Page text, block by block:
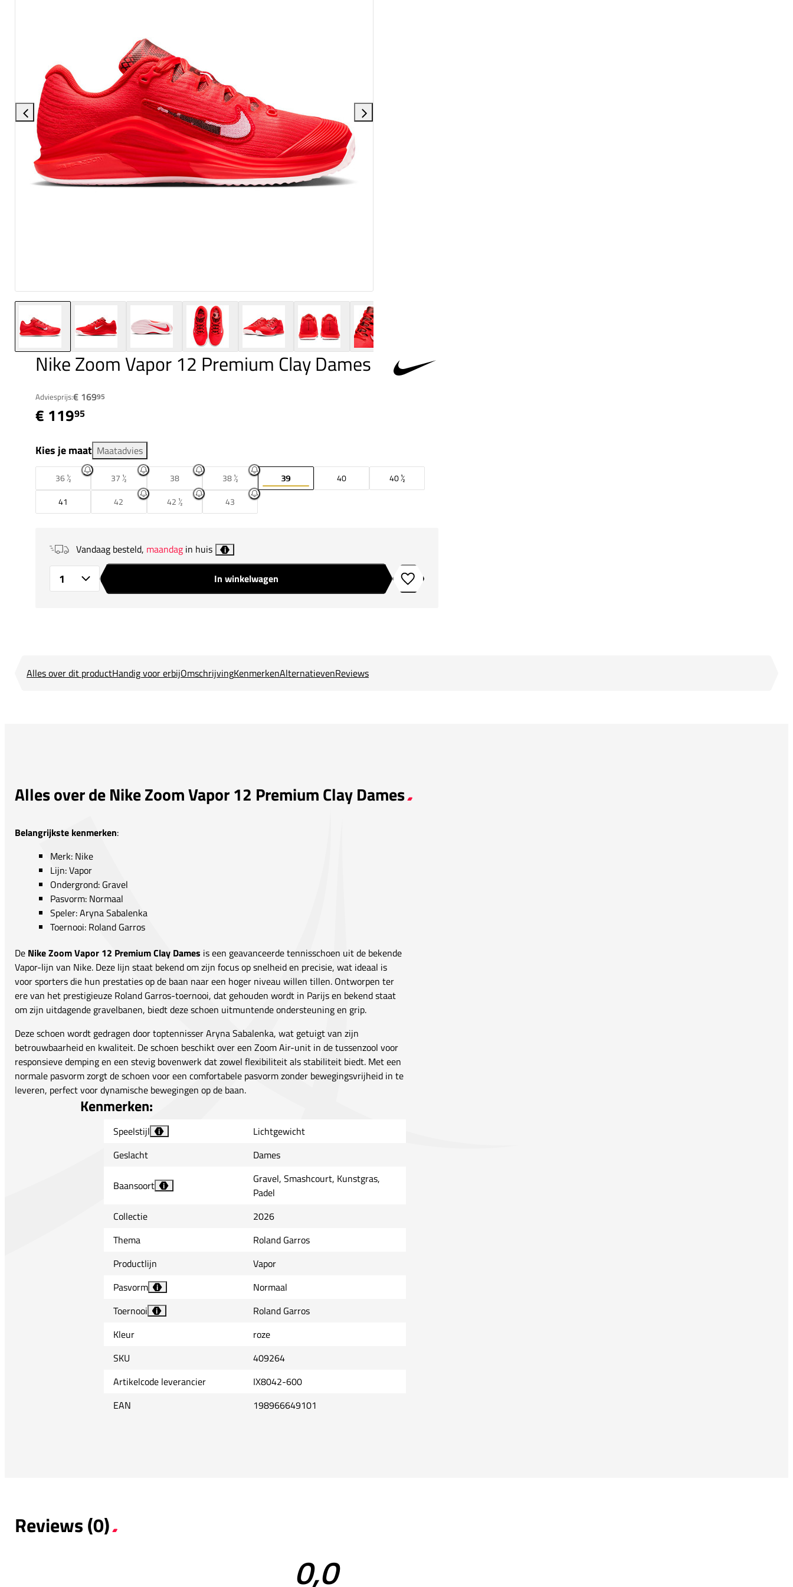
Nike Zoom Vapor 12 Premium Clay Dames
Adviesprijs:€ 16995
€ 11995
Kies je maat Maatadvies
36 ½ 37 ½ 38 38 ½ 39 40
40 ½
41
42 42 ½ 43
Vandaag besteld, maandag in huis i
In winkelwagen Toevoegen aan verlanglijstje
Alles over dit productHandig voor erbijOmschrijvingKenmerkenAlternatievenReviews
Alles over de Nike Zoom Vapor 12 Premium Clay Dames
Belangrijkste kenmerken:
Merk: Nike
Lijn: Vapor
Ondergrond: Gravel
Pasvorm: Normaal
Speler: Aryna Sabalenka
Toernooi: Roland Garros
De Nike Zoom Vapor 12 Premium Clay Dames is een geavanceerde tennisschoen uit de bekende
Vapor-lijn van Nike. Deze lijn staat bekend om zijn focus op snelheid en precisie, wat ideaal is
voor sporters die hun prestaties op de baan naar een hoger niveau willen tillen. Ontworpen ter
ere van het prestigieuze Roland Garros-toernooi, dat gehouden wordt in Parijs en bekend staat
om zijn uitdagende gravelbanen, biedt deze schoen uitmuntende ondersteuning en grip.
Deze schoen wordt gedragen door toptennisser Aryna Sabalenka, wat getuigt van zijn
betrouwbaarheid en kwaliteit. De schoen beschikt over een Zoom Air-unit in de tussenzool voor
responsieve demping en een stevig bovenwerk dat zowel flexibiliteit als stabiliteit biedt. Met een
normale pasvorm zorgt de schoen voor een comfortabele pasvorm zonder bewegingsvrijheid in te
leveren, perfect voor dynamische bewegingen op de baan.
Kenmerken:
Speelstijl i
Lichtgewicht
Geslacht
Dames
Baansoort i
Gravel, Smashcourt, Kunstgras,
Padel
Collectie
2026
Thema
Roland Garros
Productlijn
Vapor
Pasvorm
i
Normaal
Toernooi
i
Roland Garros
Kleur
roze
SKU
409264
Artikelcode leverancier
IX8042-600
EAN
198966649101
Reviews (0)
0,0